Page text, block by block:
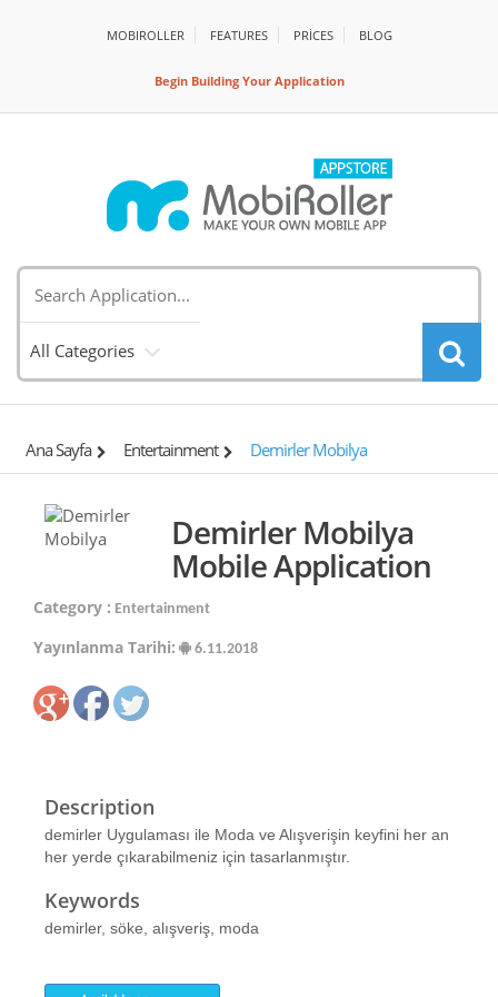
MOBIROLLER FEATURES PRİCES BLOG
Begin Building Your Application
All Categories
Ana Sayfa Entertainment Demirler Mobilya
Demirler Mobilya
Mobile Application
Category : Entertainment
Yayınlanma Tarihi: 6.11.2018
Description
demirler Uygulaması ile Moda ve Alışverişin keyfini her an
her yerde çıkarabilmeniz için tasarlanmıştır.
Keywords
demirler, söke, alışveriş, moda